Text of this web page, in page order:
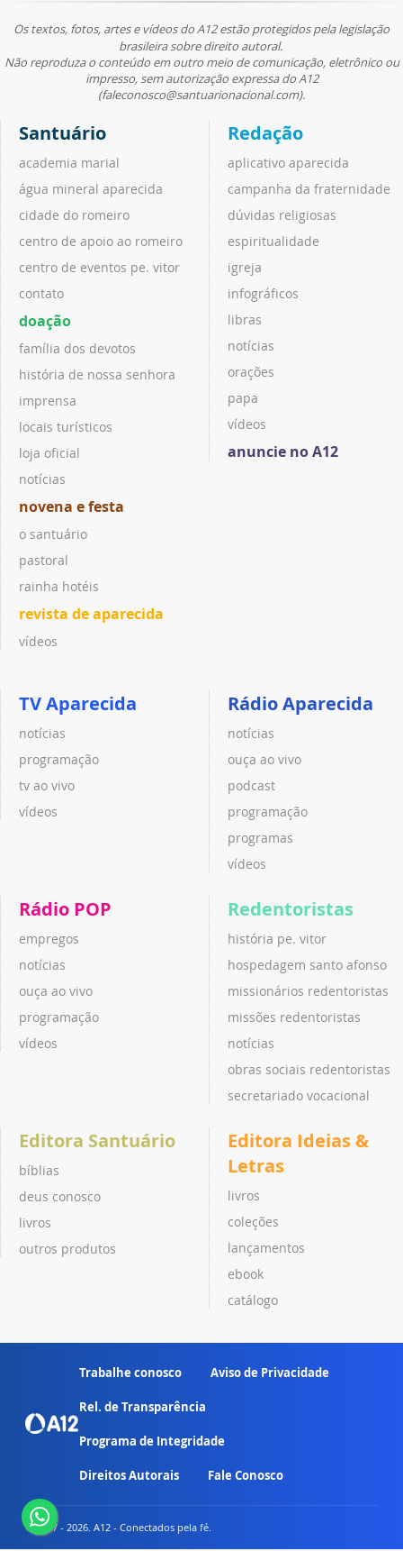
Os textos, fotos, artes e vídeos do A12 estão protegidos pela legislação
brasileira sobre direito autoral.
Não reproduza o conteúdo em outro meio de comunicação, eletrônico ou
impresso, sem autorização expressa do A12
(faleconosco@santuarionacional.com).
Santuário
academia marial
água mineral aparecida
cidade do romeiro
centro de apoio ao romeiro
centro de eventos pe. vitor
contato
doação
família dos devotos
história de nossa senhora
imprensa
locais turísticos
loja oficial
notícias
novena e festa
o santuário
pastoral
rainha hotéis
revista de aparecida
vídeos
Redação
aplicativo aparecida
campanha da fraternidade
dúvidas religiosas
espiritualidade
igreja
infográficos
libras
notícias
orações
papa
vídeos
anuncie no A12
TV Aparecida
notícias
programação
tv ao vivo
vídeos
Rádio Aparecida
notícias
ouça ao vivo
podcast
programação
programas
vídeos
Rádio POP
empregos
notícias
ouça ao vivo
programação
vídeos
Redentoristas
história pe. vitor
hospedagem santo afonso
missionários redentoristas
missões redentoristas
notícias
obras sociais redentoristas
secretariado vocacional
Editora Santuário
bíblias
deus conosco
livros
outros produtos
Editora Ideias &
Letras
livros
coleções
lançamentos
ebook
catálogo
Trabalhe conosco Aviso de Privacidade
Rel. de Transparência
Programa de Integridade
Direitos Autorais Fale Conosco
© 2007 - 2026. A12 - Conectados pela fé.